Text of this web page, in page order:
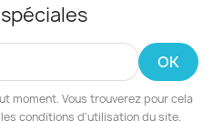
moment. Vous trouverez pour cela
conditions d'utilisation du site.